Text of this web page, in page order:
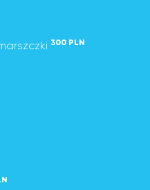
300 PLN